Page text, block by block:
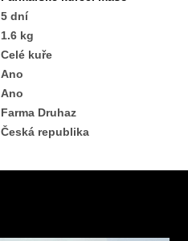
5 dní
1.6 kg
Celé kuře
Ano
Ano
Farma Druhaz
Česká republika